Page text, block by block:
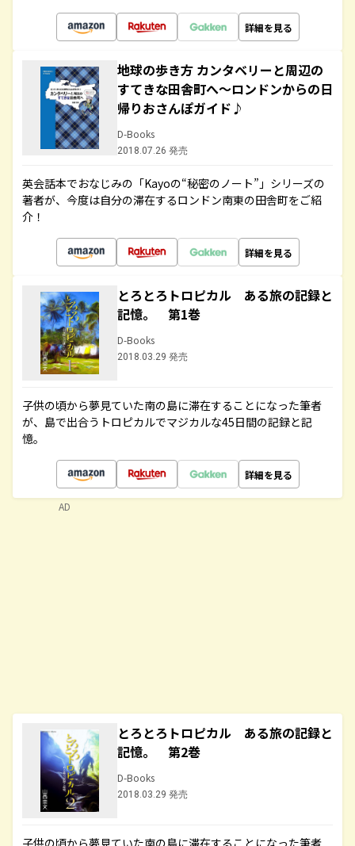
詳細を見る
地球の歩き方 カンタベリーと周辺の
すてきな田舎町へ～ロンドンからの日
帰りおさんぽガイド♪
D-Books
2018.07.26 発売
英会話本でおなじみの「Kayoの“秘密のノート”」シリーズの
著者が、今度は自分の滞在するロンドン南東の田舎町をご紹
介！
詳細を見る
とろとろトロピカル ある旅の記録と
記憶。 第1巻
D-Books
2018.03.29 発売
子供の頃から夢見ていた南の島に滞在することになった筆者
が、島で出合うトロピカルでマジカルな45日間の記録と記
憶。
詳細を見る
とろとろトロピカル ある旅の記録と
記憶。 第2巻
D-Books
2018.03.29 発売
子供の頃から夢見ていた南の島に滞在することになった筆者
AD